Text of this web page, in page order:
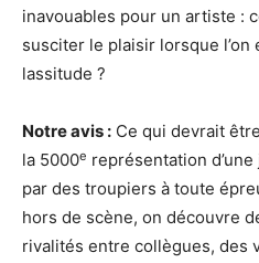
inavouables pour un artiste :
susciter le plaisir lorsque
lassitude ?
Notre avis : Ce qui devrait
la 5000e représentation
par des troupiers à toute
hors de scène, on découvre
rivalités entre collègues, des